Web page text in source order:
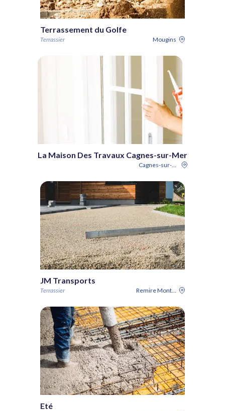
Terrassement du Golfe
Terrassier Mougins
La Maison Des Travaux Cagnes-sur-Mer
Cagnes-sur-Mer
JM Transports
Terrassier Remire Montjoly
Eté